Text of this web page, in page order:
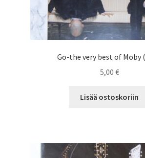
Go-the very best of Moby
5,00 €
Lisää ostoskoriin